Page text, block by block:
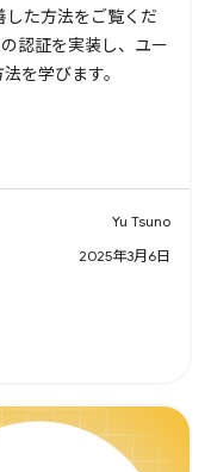
した方法をご覧くだ
認証を実装し、ユー
を学びます。
Yu Tsuno
2025年3月6日